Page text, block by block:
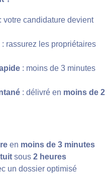
: votre candidature devient
: rassurez les propriétaires
: moins de 3 minutes
: délivré en moins de 2
en moins de 3 minutes
sous 2 heures
un dossier optimisé